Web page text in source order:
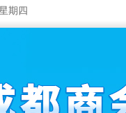
期四